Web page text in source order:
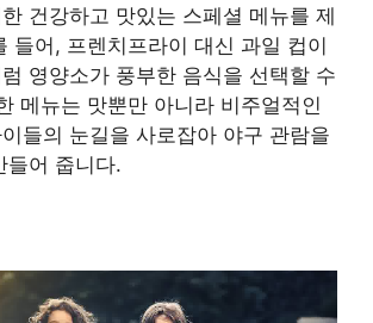
건강하고 맛있는 스페셜 메뉴를 제
들어, 프렌치프라이 대신 과일 컵이
영양소가 풍부한 음식을 선택할 수
메뉴는 맛뿐만 아니라 비주얼적인
들의 눈길을 사로잡아 야구 관람을
들어 줍니다.